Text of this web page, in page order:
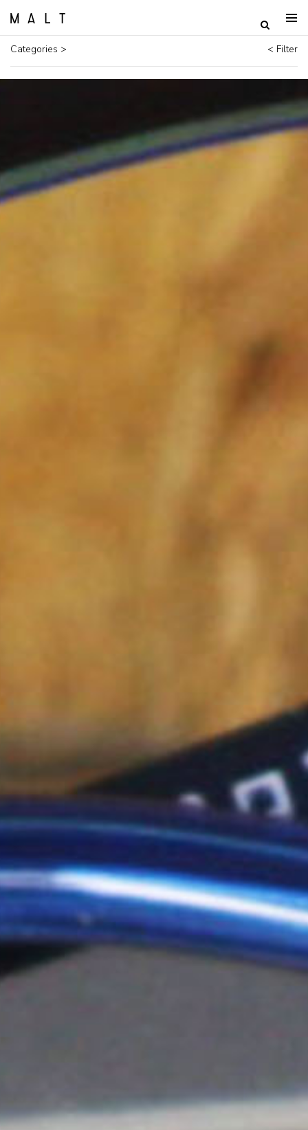
Categories > < Filter